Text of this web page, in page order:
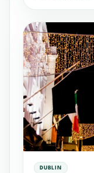
DUBLIN